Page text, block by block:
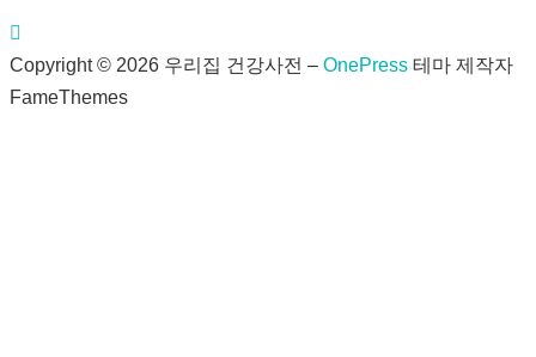
Copyright © 2026 우리집 건강사전 – OnePress 테마 제작자
FameThemes